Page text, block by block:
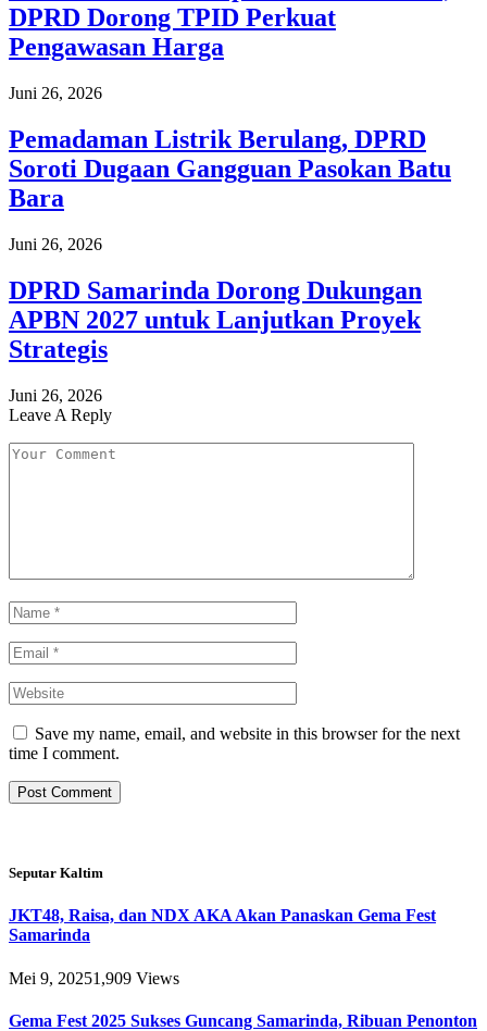
DPRD Dorong TPID Perkuat
Pengawasan Harga
Juni 26, 2026
Pemadaman Listrik Berulang, DPRD
Soroti Dugaan Gangguan Pasokan Batu
Bara
Juni 26, 2026
DPRD Samarinda Dorong Dukungan
APBN 2027 untuk Lanjutkan Proyek
Strategis
Juni 26, 2026
Leave A Reply
Save my name, email, and website in this browser for the next
time I comment.
Seputar Kaltim
JKT48, Raisa, dan NDX AKA Akan Panaskan Gema Fest
Samarinda
Mei 9, 20251,909 Views
Gema Fest 2025 Sukses Guncang Samarinda, Ribuan Penonton